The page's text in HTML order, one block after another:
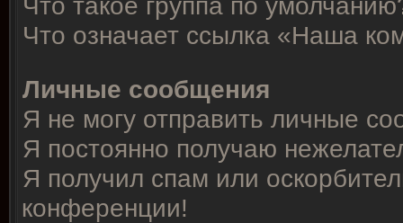
Что означает ссылка «Наша
Личные сообщения
Я не могу отправить личные
Я постоянно получаю
Я получил спам или
конференции!